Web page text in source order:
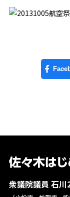
衆議院議員 石川